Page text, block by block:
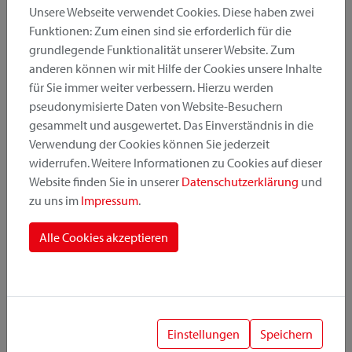
Produktkategorie
Montageposition
Befestigungssystem
Unsere Webseite verwendet Cookies. Diese haben zwei
Funktionen: Zum einen sind sie erforderlich für die
grundlegende Funktionalität unserer Website. Zum
anderen können wir mit Hilfe der Cookies unsere Inhalte
für Sie immer weiter verbessern. Hierzu werden
pseudonymisierte Daten von Website-Besuchern
gesammelt und ausgewertet. Das Einverständnis in die
Verwendung der Cookies können Sie jederzeit
widerrufen. Weitere Informationen zu Cookies auf dieser
Website finden Sie in unserer Datenschutzerklärung und
zu uns im Impressum.
Alle Cookies akzeptieren
Einstellungen Speichern